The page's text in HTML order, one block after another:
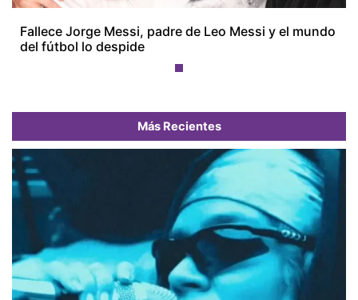
Fallece Jorge Messi, padre de Leo Messi y el mundo
del fútbol lo despide
Más Recientes